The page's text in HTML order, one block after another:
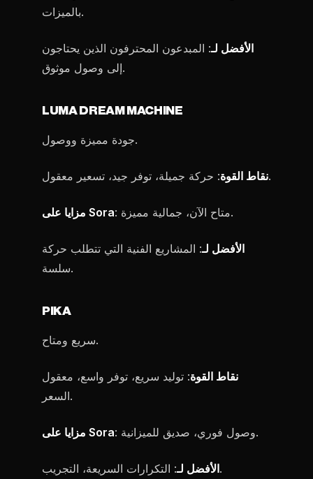
بالميزات.
الأفضل لـ: المبدعون المحترفون الذين يحتاجون
إلى وصول موثوق.
LUMA DREAM MACHINE
جودة مميزة ووصول.
نقاط القوة: حركة جميلة، توفر جيد، تسعير معقول.
مزايا على Sora : متاح الآن، جمالية مميزة.
الأفضل لـ: المشاريع الفنية التي تتطلب حركة
سلسة.
PIKA
سريع ومتاح.
نقاط القوة: توليد سريع، توفر واسع، معقول
السعر.
مزايا على Sora : وصول فوري، صديق للميزانية.
الأفضل لـ: التكرارات السريعة، التجريب.